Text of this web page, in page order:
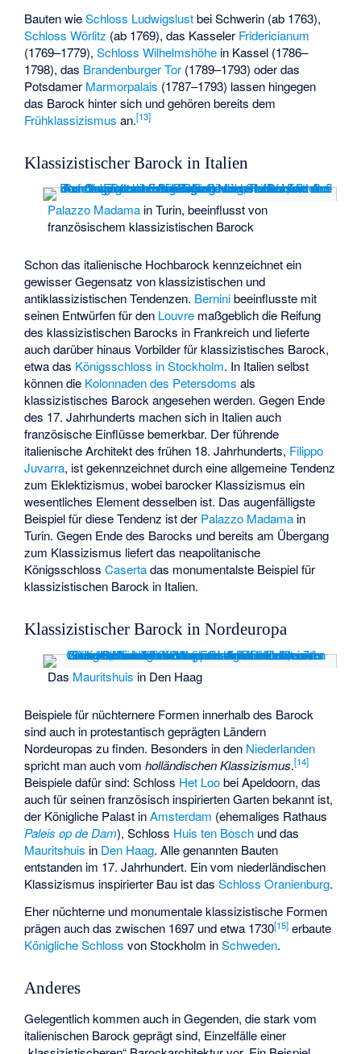
Bauten wieSchloss Ludwigslustbei Schwerin (ab 1763),
Schloss Wörlitz (ab 1769), das Kasseler Fridericianum
(1769–1779),Schloss Wilhelmshöhe in Kassel (1786–
1798), das Brandenburger Tor (1789–1793) oder das
Potsdamer Marmorpalais (1787–1793) lassen hingegen
das Barock hinter sich und gehören bereits dem
Frühklassizismus an.[13]
Klassizistischer Barock in Italien
Palazzo Madamain Turin, beeinflusst von
französischem klassizistischen Barock
Schon das italienische Hochbarock kennzeichnet ein
gewisser Gegensatz von klassizistischen und
antiklassizistischen Tendenzen. Berninibeeinflusste mit
seinen Entwürfen für den Louvre maßgeblich die Reifung
des klassizistischen Barocks in Frankreich und lieferte
auch darüber hinaus Vorbilder für klassizistisches Barock,
etwa das Königsschloss in Stockholm. In Italien selbst
können die Kolonnaden des Petersdoms als
klassizistisches Barock angesehen werden. Gegen Ende
des 17. Jahrhunderts machen sich in Italien auch
französische Einflüsse bemerkbar. Der führende
italienische Architekt des frühen 18. Jahrhunderts, Filippo
Juvarra, ist gekennzeichnet durch eine allgemeine Tendenz
zum Eklektizismus, wobei barocker Klassizismus ein
wesentliches Element desselben ist. Das augenfälligste
Beispiel für diese Tendenz ist der Palazzo Madama in
Turin. Gegen Ende des Barocks und bereits am Übergang
zum Klassizismus liefert das neapolitanische
KönigsschlossCasertadas monumentalste Beispiel für
klassizistischen Barock in Italien.
Klassizistischer Barock in Nordeuropa
Das Mauritshuis in Den Haag
Beispiele für nüchternere Formen innerhalb des Barock
sind auch in protestantisch geprägten Ländern
Nordeuropas zu finden. Besonders in den Niederlanden
spricht man auch vomholländischen Klassizismus.[14]
Beispiele dafür sind: Schloss Het Loobei Apeldoorn, das
auch für seinen französisch inspirierten Garten bekannt ist,
der Königliche Palast inAmsterdam (ehemaliges Rathaus
Paleis op de Dam), Schloss Huis ten Bosch und das
Mauritshuis in Den Haag. Alle genannten Bauten
entstanden im 17. Jahrhundert. Ein vom niederländischen
Klassizismus inspirierter Bau ist dasSchloss Oranienburg.
Eher nüchterne und monumentale klassizistische Formen
prägen auch das zwischen 1697 und etwa 1730[15] erbaute
Königliche Schloss von Stockholm inSchweden.
Anderes
Gelegentlich kommen auch in Gegenden, die stark vom
italienischen Barock geprägt sind, Einzelfälle einer